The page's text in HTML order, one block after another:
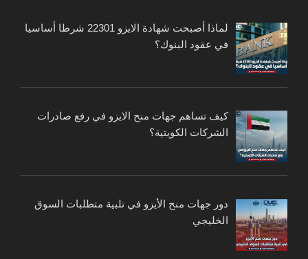
لماذا أصبحت شهادة الايزو 22301 شرطا أساسيا
في عقود البنوك؟
كيف تساهم جهات منح الايزو في رفع صادرات
الشركات الكويتية؟
دور جهات منح الأيزو في تلبية متطلبات السوق
الخليجي